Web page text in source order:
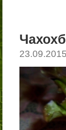
23.09.2015